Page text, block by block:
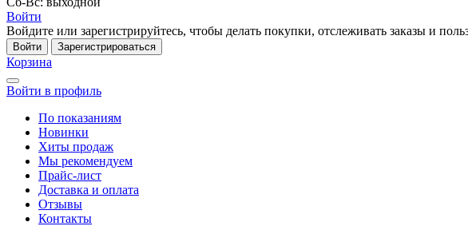
Войти
Войдите или зарегистрируйтесь, чтобы делать покупки, отслеживать заказы и
Войти Зарегистрироваться
Корзина
Войти в профиль
По показаниям
Новинки
Хиты продаж
Мы рекомендуем
Прайс-лист
Доставка и оплата
Отзывы
Контакты